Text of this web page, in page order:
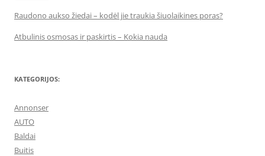
Raudono aukso žiedai – kodėl jie traukia šiuolaikines poras?
Atbulinis osmosas ir paskirtis – Kokia nauda
KATEGORIJOS:
Annonser
AUTO
Baldai
Buitis